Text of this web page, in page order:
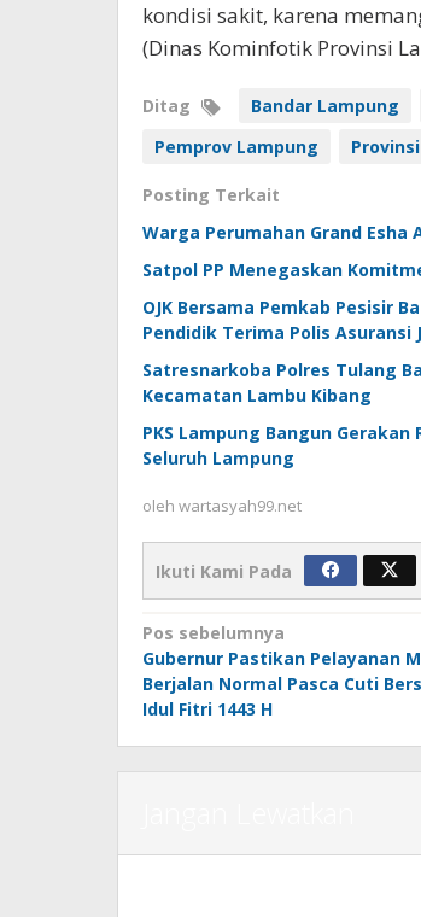
kondisi sakit, karena
(Dinas Kominfotik Provinsi
Ditag Bandar Lampung
Pemprov Lampung
Posting Terkait
Warga Perumahan Grand Esha
Satpol PP Menegaskan
OJK Bersama Pemkab Pesisir
Pendidik Terima Polis Asuransi
Satresnarkoba Polres Tulang
Kecamatan Lambu Kibang
PKS Lampung Bangun
Seluruh Lampung
oleh wartasyah99.net
Ikuti Kami Pada
Navigasi
pos
Pos sebelumnya
Gubernur Pastikan Pelayanan
Berjalan Normal Pasca Cuti
Idul Fitri 1443 H